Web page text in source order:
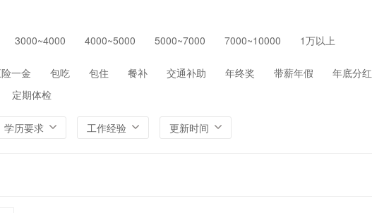
环保 农/林/牧/渔业 其他
3000~4000 4000~5000 5000~7000 7000~10000 1万以上
一金 包吃 包住 餐补 交通补助 年终奖 带薪年假 年底分红
定期体检
学历要求 工作经验 更新时间